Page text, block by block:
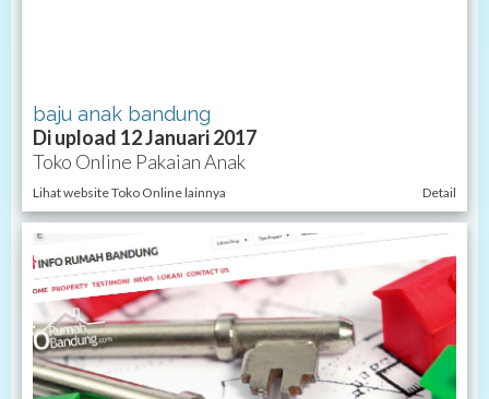
baju anak bandung
Di upload 12 Januari 2017
Toko Online Pakaian Anak
Lihat website Toko Online lainnya Detail